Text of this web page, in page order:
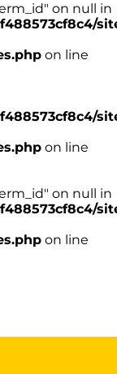
on null in
on line
on line
on null in
on line